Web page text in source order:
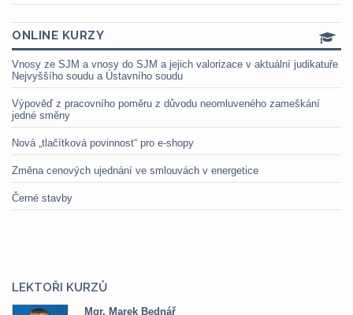
ONLINE KURZY
Vnosy ze SJM a vnosy do SJM a jejich valorizace v aktuální judikatuře
Nejvyššího soudu a Ústavního soudu
Výpověď z pracovního poměru z důvodu neomluveného zameškání
jedné směny
Nová „tlačítková povinnost“ pro e-shopy
Změna cenových ujednání ve smlouvách v energetice
Černé stavby
LEKTOŘI KURZŮ
Mgr. Marek Bednář